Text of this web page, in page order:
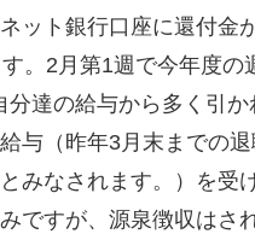
ット銀行口座に還付金
。2月第1週で今年度の
達の給与から多く引
与（昨年3月末までの
みなされます。）を受
ですが、源泉徴収はさ